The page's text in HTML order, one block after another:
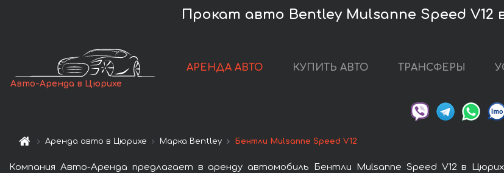
Прокат авто Bentley Mulsanne Speed V12
Авто-Аренда в Цюрихе
АРЕНДА АВТО КУПИТЬ АВТО ТРАНСФЕРЫ
Аренда авто в Цюрихе Марка Bentley Бентли Mulsanne Speed V12
Компания Авто-Аренда предлагает в аренду автомобиль Бентли Mulsanne Speed V12 в